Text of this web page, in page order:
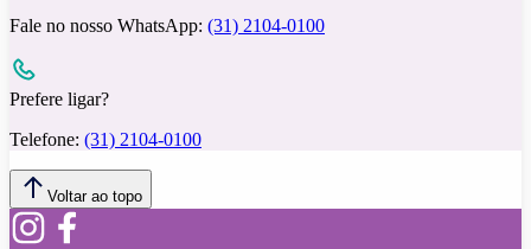
Fale no nosso WhatsApp: (31) 2104-0100
Prefere ligar?
Telefone: (31) 2104-0100
Voltar ao topo